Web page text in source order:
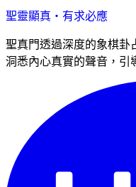
聖靈顯真・有求必應
聖真門透過深度的象棋卦
洞悉內心真實的聲音，引